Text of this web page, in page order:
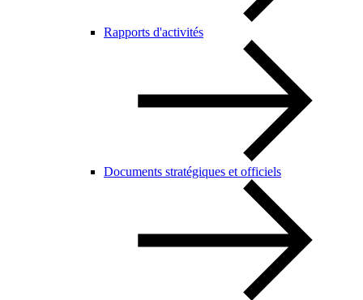
Rapports d'activités
Documents stratégiques et officiels